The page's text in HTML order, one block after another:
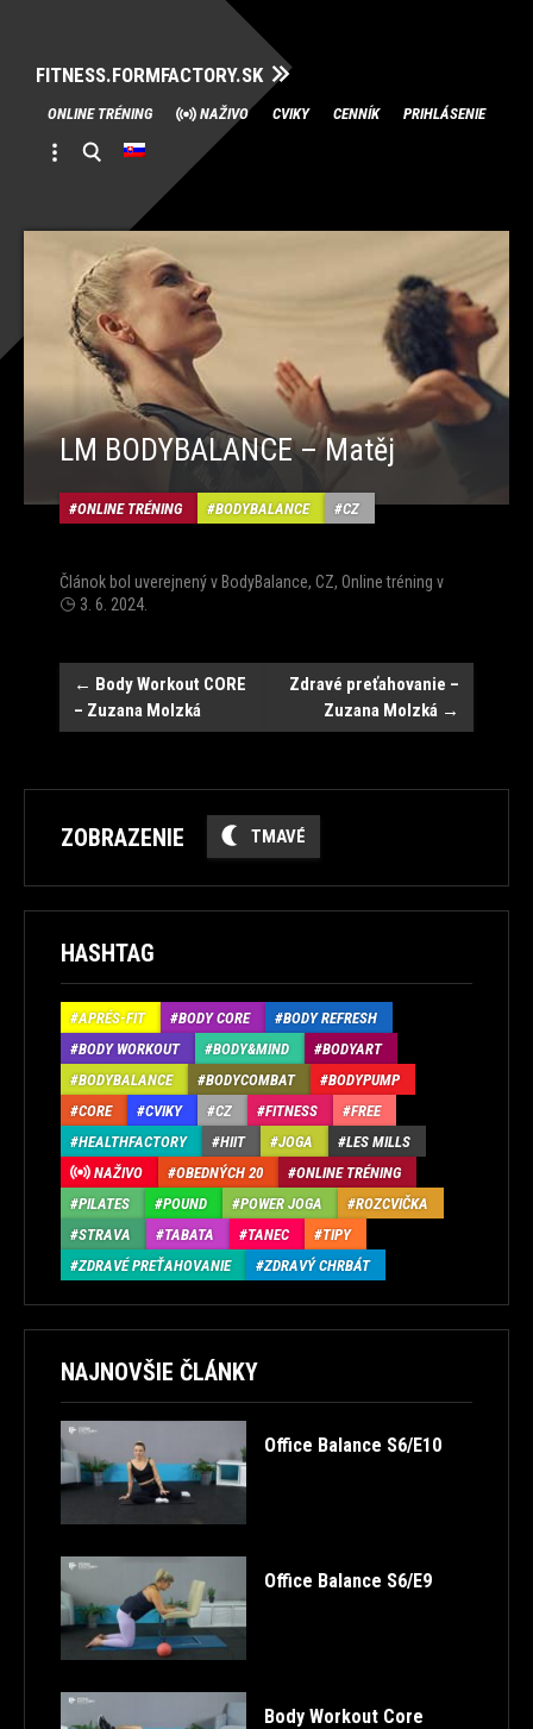
FITNESS.FORMFACTORY.SK
Skip
to
content
ONLINE TRÉNING NAŽIVO CVIKY CENNÍK PRIHLÁSENIE
LM BODYBALANCE – Matěj
ONLINE TRÉNING BODYBALANCE CZ
Článok bol uverejnený vBodyBalance, CZ, Online tréning v
3. 6. 2024
Post
navigation
← Body Workout CORE
– Zuzana Molzká
Zdravé preťahovanie –
Zuzana Molzká →
ZOBRAZENIE TMAVÉ
HASHTAG
APRÉS-FIT BODY CORE
BODY REFRESH
BODY WORKOUT
BODY&MIND
BODYART
BODYBALANCE
BODYCOMBAT
BODYPUMP
CORE
CVIKY CZ FITNESS
FREE
HEALTHFACTORY
HIIT JOGA
LES MILLS
NAŽIVO
OBEDNÝCH 20
ONLINE TRÉNING
PILATES
POUND POWER JOGA
ROZCVIČKA
STRAVA
TABATA TANEC
TIPY
ZDRAVÉ PREŤAHOVANIE
ZDRAVÝ CHRBÁT
NAJNOVŠIE ČLÁNKY
Office Balance S6/E10
Office Balance S6/E9
Body Workout Core